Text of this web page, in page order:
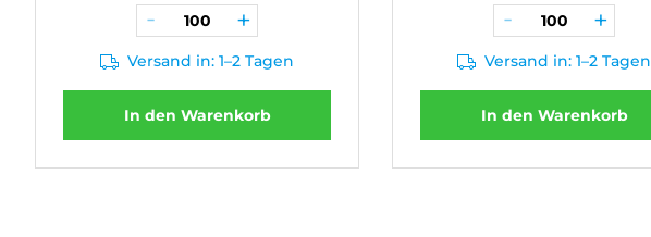
Versand in: 1–2 Tagen
In den Warenkorb
Versand in: 1–2 Tagen
In den Warenkorb